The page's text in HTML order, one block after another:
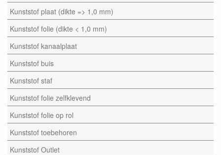
Kunststof plaat (dikte => 1,0 mm)
Kunststof folie (dikte < 1,0 mm)
Kunststof kanaalplaat
Kunststof buis
Kunststof staf
Kunststof folie zelfklevend
Kunststof folie op rol
Kunststof toebehoren
Kunststof Outlet